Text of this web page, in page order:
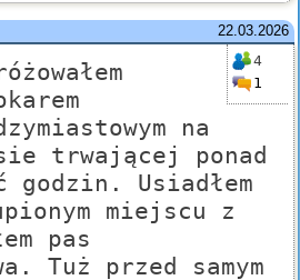
22.03.2026
4
1
na
trwającej ponad
godzin. Usiadłem
miejscu z
pas
Tuż przed samym